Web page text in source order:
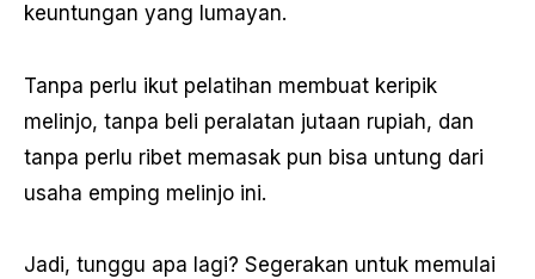
keuntungan yang lumayan.
Tanpa perlu ikut pelatihan membuat keripik
melinjo, tanpa beli peralatan jutaan rupiah, dan
tanpa perlu ribet memasak pun bisa untung dari
usaha emping melinjo ini.
Jadi, tunggu apa lagi? Segerakan untuk memulai